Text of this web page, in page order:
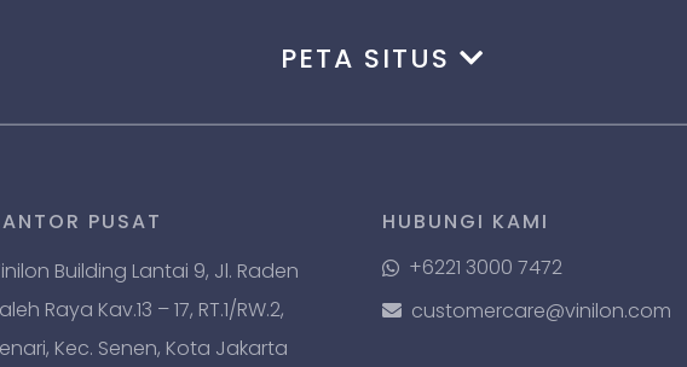
PETA SITUS
PUSAT
Building Lantai 9, Jl. Raden
Raya Kav.13 – 17, RT.1/RW.2,
Kec. Senen, Kota Jakarta
HUBUNGI KAMI
+6221 3000 7472
customercare@vinilon.com